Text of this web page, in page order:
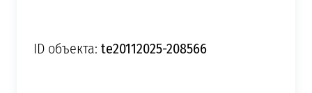
ID объекта: te20112025-208566